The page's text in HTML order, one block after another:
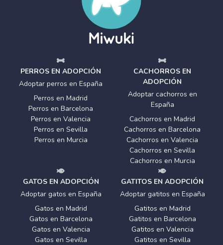
PERROS EN ADOPCIÓN
Adoptar perros en España
Perros en Madrid
Perros en Barcelona
Perros en Valencia
Perros en Sevilla
Perros en Murcia
CACHORROS EN
ADOPCIÓN
Adoptar cachorros en
España
Cachorros en Madrid
Cachorros en Barcelona
Cachorros en Valencia
Cachorros en Sevilla
Cachorros en Murcia
GATOS EN ADOPCIÓN
Adoptar gatos en España
Gatos en Madrid
Gatos en Barcelona
Gatos en Valencia
Gatos en Sevilla
GATITOS EN ADOPCIÓN
Adoptar gatitos en España
Gatitos en Madrid
Gatitos en Barcelona
Gatitos en Valencia
Gatitos en Sevilla